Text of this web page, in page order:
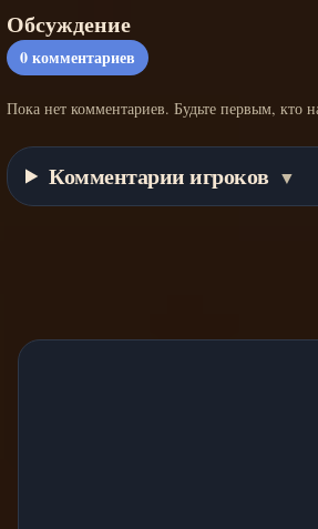
Обсуждение
0комментариев
Пока нет комментариев. Будьте первым, кто
Комментарии игроков ▼